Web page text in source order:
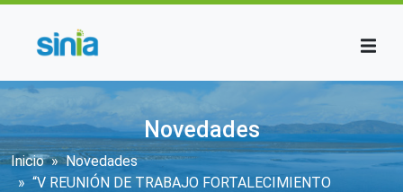
Novedades
Sobrescribir enlaces de ayuda a la
Inicio
Novedades
“V REUNIÓN DE TRABAJO FORTALECIMIENTO